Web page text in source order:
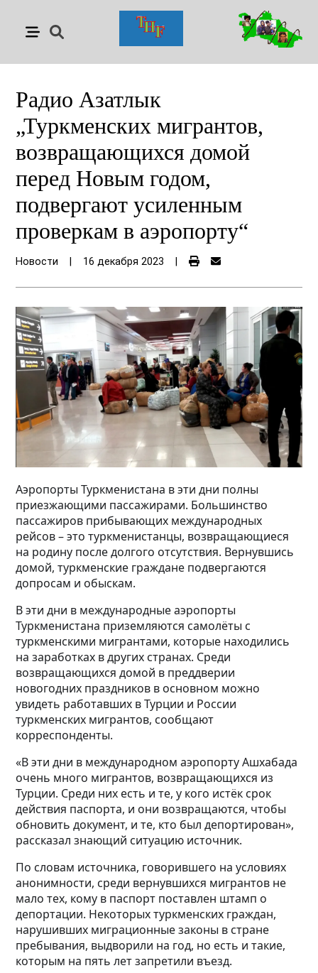
Радио Азатлык
„Туркменских мигрантов,
возвращающихся домой
перед Новым годом,
подвергают усиленным
проверкам в аэропорту“
Новости 16 декабря 2023
Аэропорты Туркменистана в эти дни полны
приезжающими пассажирами. Большинство
пассажиров прибывающих международных
рейсов – это туркменистанцы, возвращающиеся
на родину после долгого отсутствия. Вернувшись
домой, туркменские граждане подвергаются
допросам и обыскам.
В эти дни в международные аэропорты
Туркменистана приземляются самолёты с
туркменскими мигрантами, которые находились
на заработках в других странах. Среди
возвращающихся домой в преддверии
новогодних праздников в основном можно
увидеть работавших в Турции и России
туркменских мигрантов, сообщают
корреспонденты.
«В эти дни в международном аэропорту Ашхабада
очень много мигрантов, возвращающихся из
Турции. Среди них есть и те, у кого истёк срок
действия паспорта, и они возвращаются, чтобы
обновить документ, и те, кто был депортирован»,
рассказал знающий ситуацию источник.
По словам источника, говорившего на условиях
анонимности, среди вернувшихся мигрантов не
мало тех, кому в паспорт поставлен штамп о
депортации. Некоторых туркменских граждан,
нарушивших миграционные законы в стране
пребывания, выдворили на год, но есть и такие,
которым на пять лет запретили въезд.